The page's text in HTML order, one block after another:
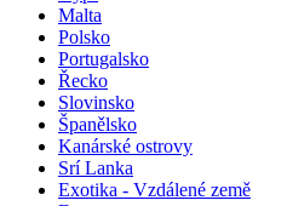
Malta
Polsko
Portugalsko
Řecko
Slovinsko
Španělsko
Kanárské ostrovy
Srí Lanka
Exotika - Vzdálené země